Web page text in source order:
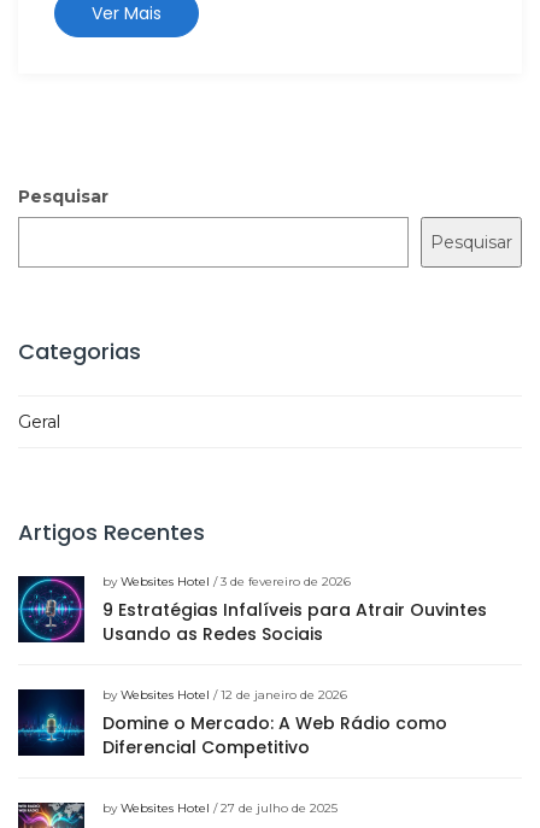
Ver Mais
Pesquisar
Pesquisar
Categorias
Geral
Artigos Recentes
byWebsites Hotel / 3 de fevereiro de 2026
9 Estratégias Infalíveis para Atrair Ouvintes
Usando as Redes Sociais
byWebsites Hotel / 12 de janeiro de 2026
Domine o Mercado: A Web Rádio como
Diferencial Competitivo
byWebsites Hotel / 27 de julho de 2025